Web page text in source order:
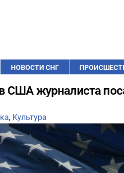
НОВОСТИ СНГ
США журналиста
, Культура